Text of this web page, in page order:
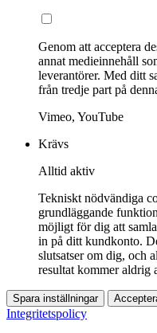
Genom att acceptera
annat medieinnehåll
leverantörer. Med ditt
från tredje part på
Vimeo, YouTube
Krävs
Alltid aktiv
Tekniskt nödvändiga
grundläggande
möjligt för dig att
in på ditt kundkonto.
slutsatser om dig, och
resultat kommer aldrig
Spara inställningar
Integritetspolicy